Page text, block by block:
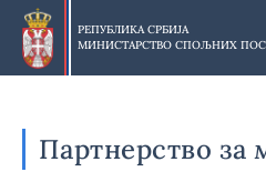
Прескочи
главни
део
РЕПУБЛИКА СРБИЈА
МИНИСТАРСТВО СПОЉНИХ
Партнерство за